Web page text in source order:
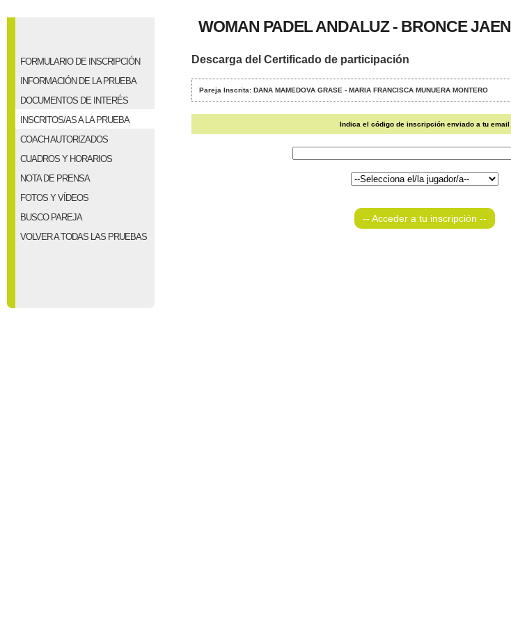
FORMULARIO DE INSCRIPCIÓN
INFORMACIÓN DE LA PRUEBA
DOCUMENTOS DE INTERÉS
INSCRITOS/AS A LA PRUEBA
COACH AUTORIZADOS
CUADROS Y HORARIOS
NOTA DE PRENSA
FOTOS Y VÍDEOS
BUSCO PAREJA
VOLVER A TODAS LAS PRUEBAS
WOMAN PADEL ANDALUZ - BRONCE JAEN
Descarga del Certificado de participación
Pareja Inscrita: DANA MAMEDOVA GRASE - MARIA FRANCISCA MUNUERA MONTERO
Indica el código de inscripción enviado a tu email
-- Acceder a tu inscripción --